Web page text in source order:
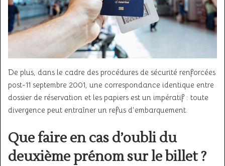
De plus, dans le cadre des procédures de sécurité renforcées
post-11 septembre 2001, une correspondance identique entre
dossier de réservation et les papiers est un impératif : toute
divergence peut entraîner un refus d’embarquement.
Que faire en cas d’oubli du
deuxième prénom sur le billet ?